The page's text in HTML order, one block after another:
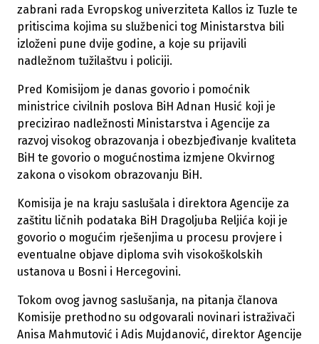
zabrani rada Evropskog univerziteta Kallos iz Tuzle te
pritiscima kojima su službenici tog Ministarstva bili
izloženi pune dvije godine, a koje su prijavili
nadležnom tužilaštvu i policiji.
Pred Komisijom je danas govorio i pomoćnik
ministrice civilnih poslova BiH Adnan Husić koji je
precizirao nadležnosti Ministarstva i Agencije za
razvoj visokog obrazovanja i obezbjeđivanje kvaliteta
BiH te govorio o mogućnostima izmjene Okvirnog
zakona o visokom obrazovanju BiH.
Komisija je na kraju saslušala i direktora Agencije za
zaštitu ličnih podataka BiH Dragoljuba Reljića koji je
govorio o mogućim rješenjima u procesu provjere i
eventualne objave diploma svih visokoškolskih
ustanova u Bosni i Hercegovini.
Tokom ovog javnog saslušanja, na pitanja članova
Komisije prethodno su odgovarali novinari istraživači
Anisa Mahmutović i Adis Mujdanović, direktor Agencije